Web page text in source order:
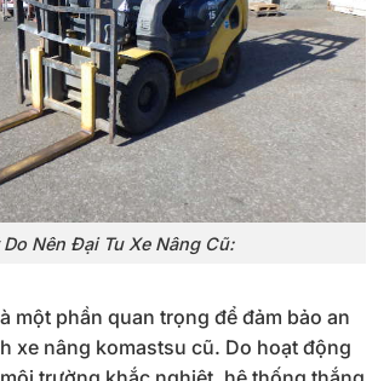
Do Nên Đại Tu Xe Nâng Cũ:
một phần quan trọng để đảm bảo an
xe nâng komastsu cũ. Do hoạt động